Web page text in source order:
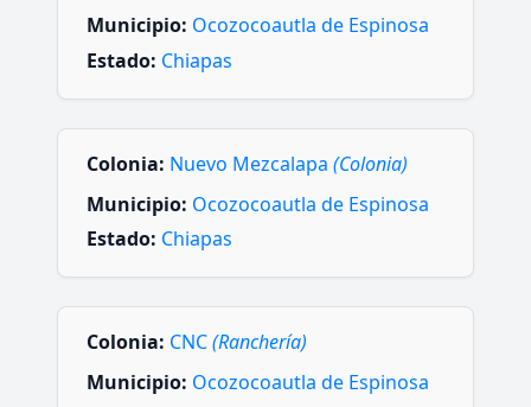
Municipio: Ocozocoautla de Espinosa
Estado: Chiapas
Colonia: Nuevo Mezcalapa (Colonia)
Municipio: Ocozocoautla de Espinosa
Estado: Chiapas
Colonia: CNC(Ranchería)
Municipio: Ocozocoautla de Espinosa